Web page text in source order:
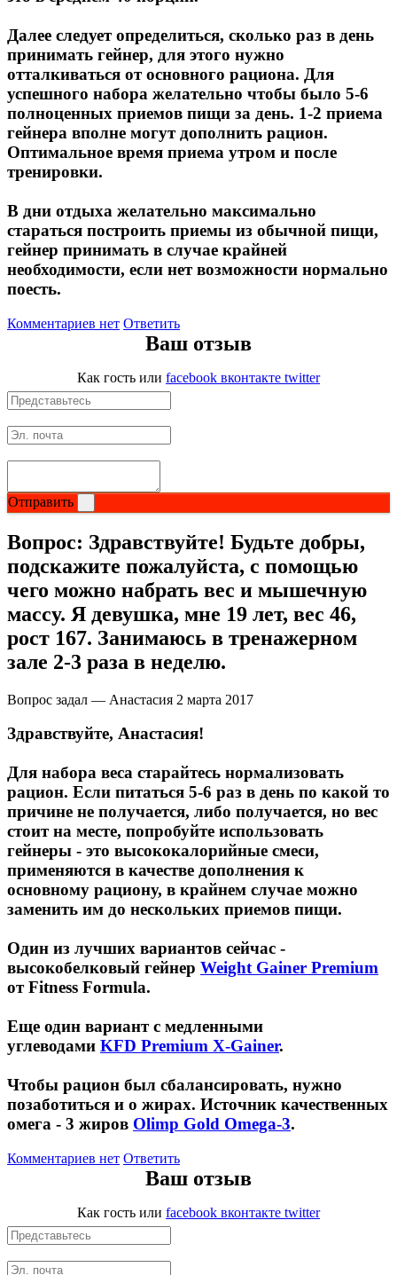
Далее следует определиться, сколько раз в день
принимать гейнер, для этого нужно
отталкиваться от основного рациона. Для
успешного набора желательно чтобы было 5-6
полноценных приемов пищи за день. 1-2 приема
гейнера вполне могут дополнить рацион.
Оптимальное время приема утром и после
тренировки.
В дни отдыха желательно максимально
стараться построить приемы из обычной пищи,
гейнер принимать в случае крайней
необходимости, если нет возможности нормально
поесть.
Комментариев нет Ответить
Ваш отзыв
Как гость или facebook вконтакте twitter
Отправить
Вопрос: Здравствуйте! Будьте добры,
подскажите пожалуйста, с помощью
чего можно набрать вес и мышечную
массу. Я девушка, мне 19 лет, вес 46,
рост 167. Занимаюсь в тренажерном
зале 2-3 раза в неделю.
Вопрос задал — Анастасия 2 марта 2017
Здравствуйте, Анастасия!
Для набора веса старайтесь нормализовать
рацион. Если питаться 5-6 раз в день по какой то
причине не получается, либо получается, но вес
стоит на месте, попробуйте использовать
гейнеры - это высококалорийные смеси,
применяются в качестве дополнения к
основному рациону, в крайнем случае можно
заменить им до нескольких приемов пищи.
Один из лучших вариантов сейчас -
высокобелковый гейнер Weight Gainer Premium
от Fitness Formula.
Еще один вариант с медленными
углеводами KFD Premium X-Gainer.
Чтобы рацион был сбалансировать, нужно
позаботиться и о жирах. Источник качественных
омега - 3 жиров Olimp Gold Omega-3.
Комментариев нет Ответить
Ваш отзыв
Как гость или facebook вконтакте twitter